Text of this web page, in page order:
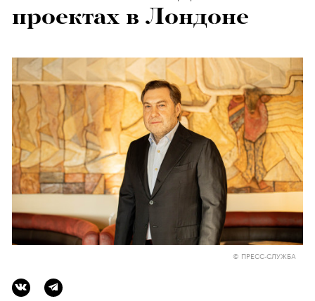
проектах в Лондоне
© ПРЕСС-СЛУЖБА